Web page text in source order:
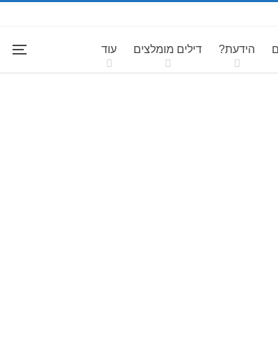
הידעת? דילים מומלצים עוד